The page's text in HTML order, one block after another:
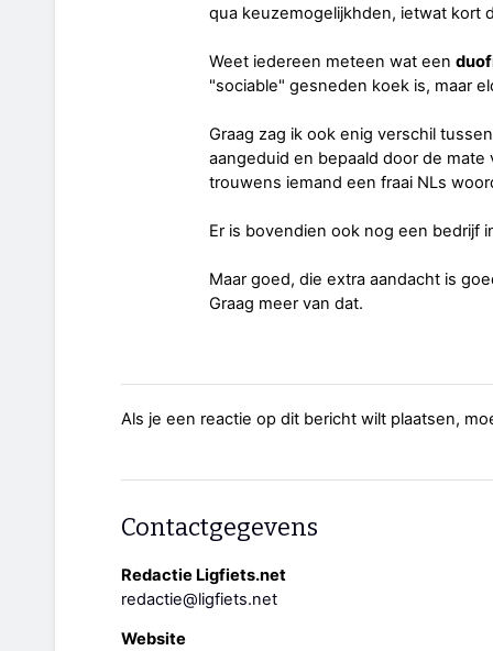
qua keuzemogelijkhden, ietwat kort
Weet iedereen meteen wat een
"sociable" gesneden koek is, maar
Graag zag ik ook enig verschil
aangeduid en bepaald door de mate
trouwens iemand een fraai NLs
Er is bovendien ook nog een bedrijf
Maar goed, die extra aandacht is
Graag meer van dat.
Als je een reactie op dit bericht wilt plaatsen,
Contactgegevens
Redactie Ligfiets.net
redactie@ligfiets.net
Website